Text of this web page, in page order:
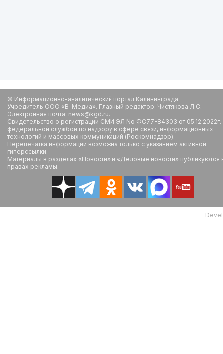
© Информационно-аналитический портал Калининграда.
Учредитель ООО «В-Медиа». Главный редактор: Чистякова Л.С.
Электронная почта: news@kgd.ru.
Свидетельство о регистрации СМИ ЭЛ No ФС77-84303 от
федеральной службой по надзору в сфере связи, информационных
технологий и массовых коммуникаций (Роскомнадзор).
Перепечатка информации возможна только с указанием активной
гиперссылки.
Материалы в разделах «Новости» и «Деловые новости» публикуются
правах рекламы.